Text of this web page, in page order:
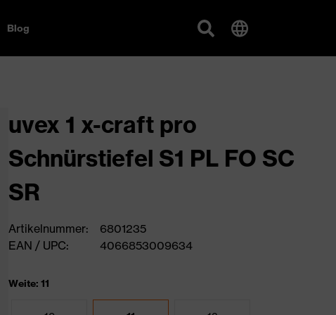
Blog
uvex 1 x-craft pro
Schnürstiefel S1 PL FO SC
SR
Artikelnummer:
6801235
EAN / UPC:
4066853009634
Weite: 11